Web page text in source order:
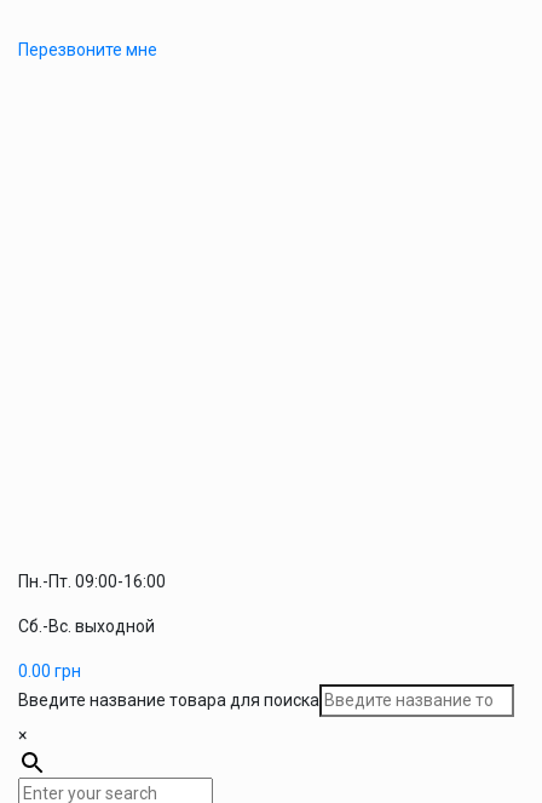
Перезвоните мне
Пн.-Пт. 09:00-16:00
Сб.-Вс. выходной
0.00 грн
Введите название товара для поиска
×